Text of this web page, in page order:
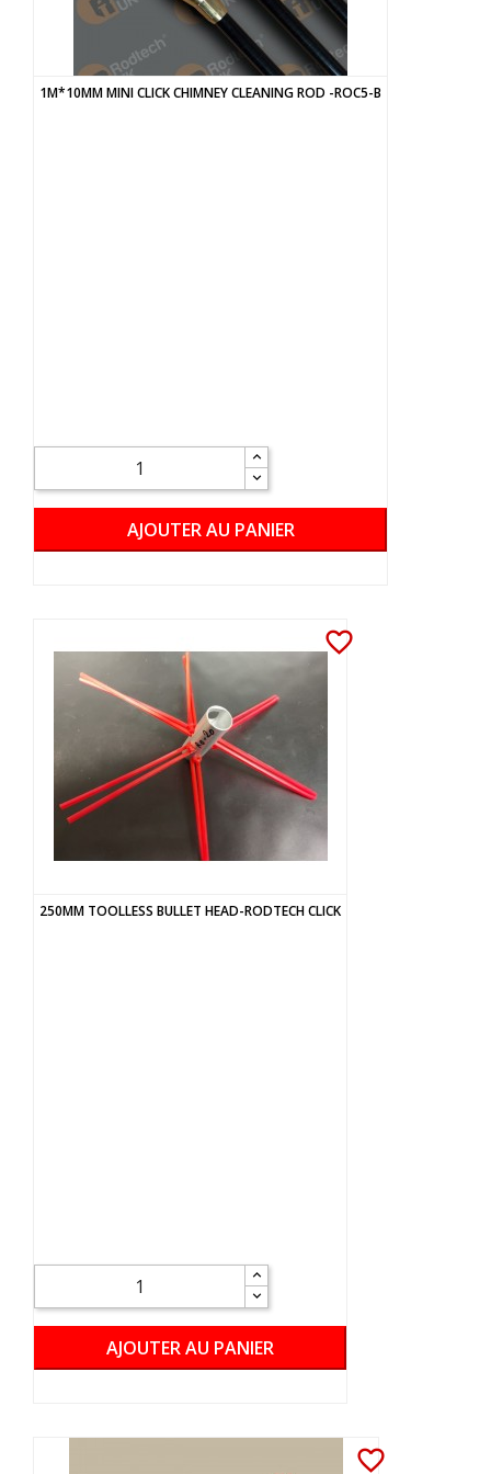
1M*10MM MINI CLICK CHIMNEY CLEANING ROD -ROC5-B
AJOUTER AU PANIER
favorite_border
250MM TOOLLESS BULLET HEAD-RODTECH CLICK
AJOUTER AU PANIER
favorite_border